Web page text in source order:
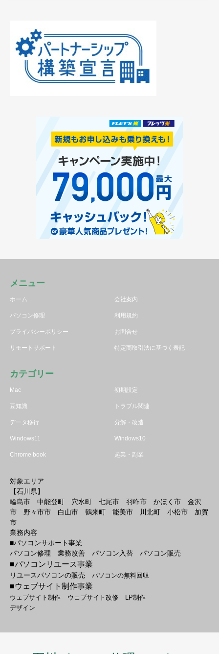
メニュー
ホーム 会社案内
パソコン修理 利用規約
プライバシーポリシー お問合せ
リモートサポート 特定商取引法に基づく表記
カテゴリー
Mac 初期設定
豆知識 トラブル関連
データ移行 分解・改造
Windows11 Windows10
Chrome book 起業・副業
対象エリア
【石川県】
輪島市 中能登町 穴水町 七尾市 羽咋市 かほく市 金沢
市 野々市市 白山市 鶴来町 能美市 川北町 小松市 加賀
市
業務内容
■パソコンサポート事業
パソコン修理 業務改善 パソコン入替 パソコン販売
■パソコンリユース事業
リユースパソコンの販売 パソコンの無料回収
■ウェブサイト制作事業
ウェブサイト制作 ウェブサイト改修
LP制作
デザイン